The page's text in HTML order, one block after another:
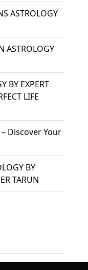
ASTROLOGY
ASTROLOGY
BY EXPERT
LIFE
Discover Your
BY
TARUN